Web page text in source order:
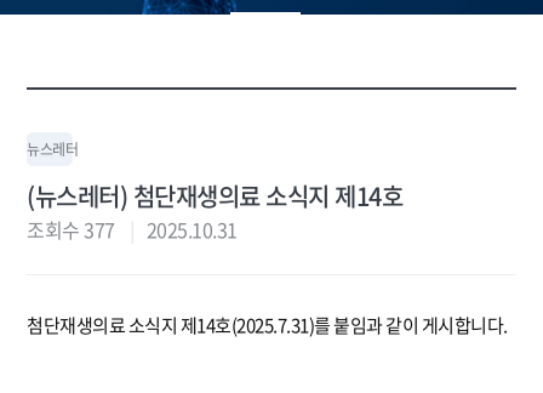
뉴스레터
(뉴스레터) 첨단재생의료 소식지 제14호
조회수 377 2025.10.31
첨단재생의료 소식지 제14호(2025.7.31)를 붙임과 같이 게시합니다.